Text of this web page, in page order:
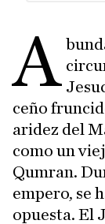
A
ceño
aridez del
como un
Qumran.
empero, se
opuesta. El